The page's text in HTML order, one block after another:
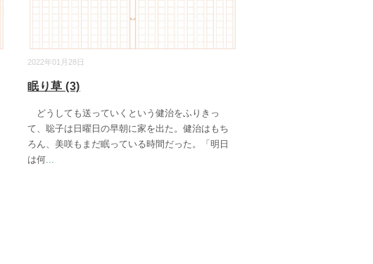
2022年01月28日
眠り草 (3)
どうしても送っていくという健治をふりきっ
て、聡子は日曜日の早朝に家を出た。健治はもち
ろん、美咲もまだ眠っている時間だった。「明日
は何...